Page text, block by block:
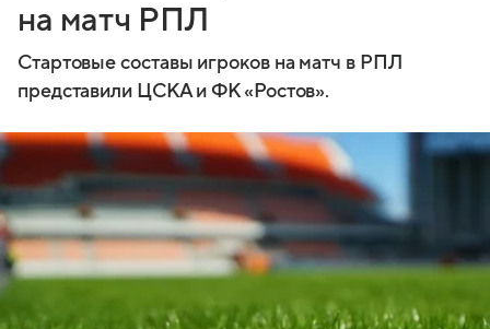
на матч РПЛ
Стартовые составы игроков на матч в РПЛ
представили ЦСКА и ФК «Ростов».